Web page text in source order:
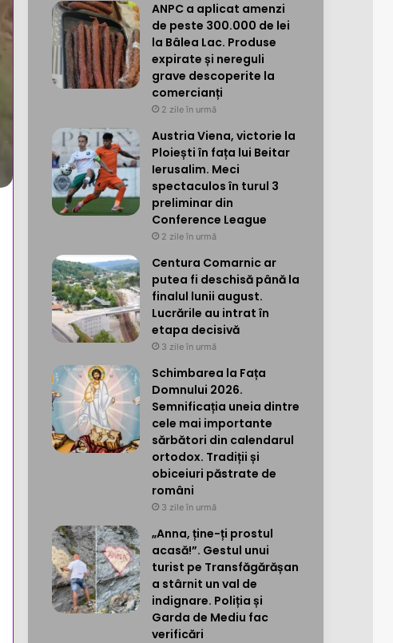
ANPC a aplicat amenzi
de peste 300.000 de lei
la Bâlea Lac. Produse
expirate și nereguli
grave descoperite la
comercianți
2 zile în urmă
Austria Viena, victorie la
Ploiești în fața lui Beitar
Ierusalim. Meci
spectaculos în turul 3
preliminar din
Conference League
2 zile în urmă
Centura Comarnic ar
putea fi deschisă până la
finalul lunii august.
Lucrările au intrat în
etapa decisivă
3 zile în urmă
Schimbarea la Fața
Domnului 2026.
Semnificația uneia dintre
cele mai importante
sărbători din calendarul
ortodox. Tradiții și
obiceiuri păstrate de
români
3 zile în urmă
„Anna, ține-ți prostul
acasă!”. Gestul unui
turist pe Transfăgărășan
a stârnit un val de
indignare. Poliția și
Garda de Mediu fac
verificări